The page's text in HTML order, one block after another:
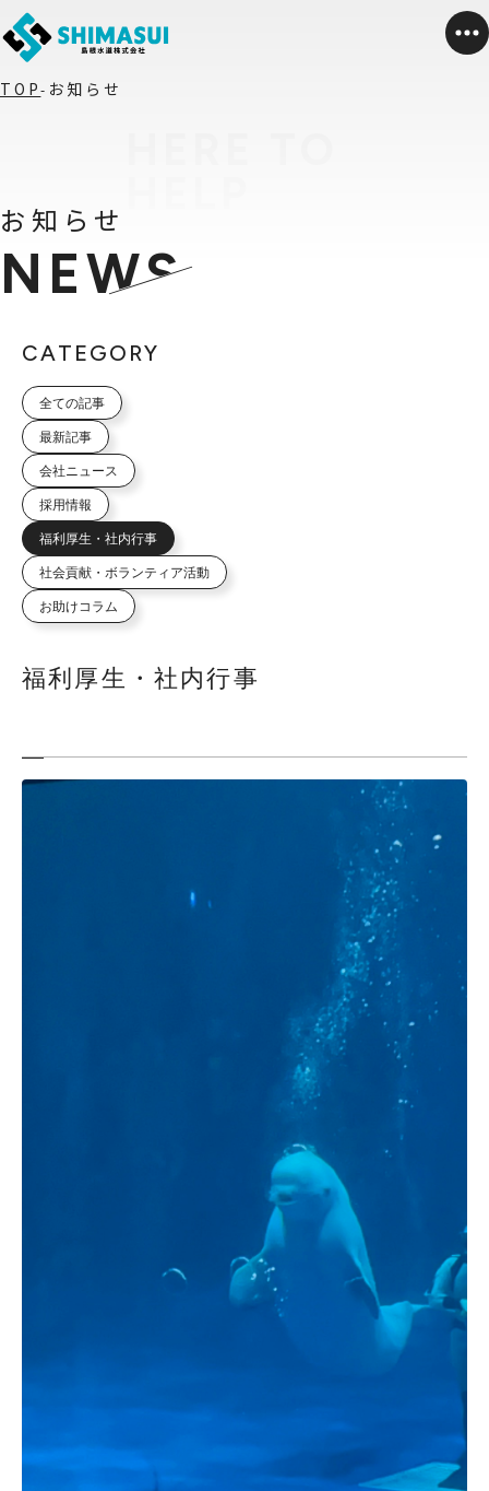
TOP お知らせ
お知らせ
NEWS
CATEGORY
全ての記事
最新記事
会社ニュース
採用情報
福利厚生・社内行事
社会貢献・ボランティア活動
お助けコラム
福利厚生・社内行事